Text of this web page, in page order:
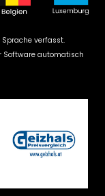
verfasst.
Software automatisch